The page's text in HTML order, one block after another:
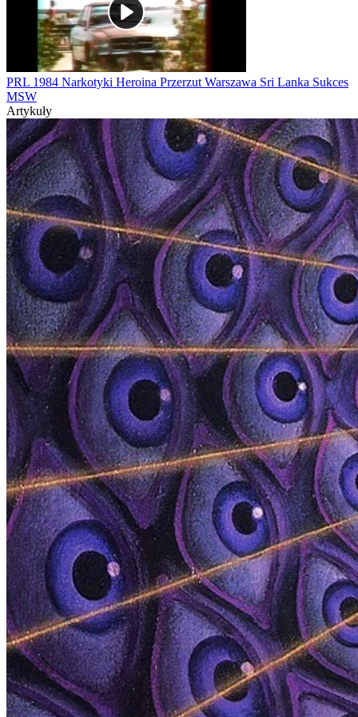
PRL 1984 Narkotyki Heroina Przerzut Warszawa Sri Lanka Sukces
MSW
Artykuły